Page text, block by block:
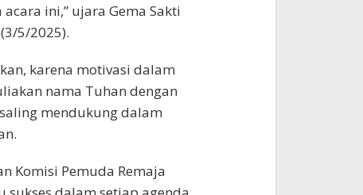
ini,” ujara Gema Sakti
5/2025).
karena motivasi dalam
nama Tuhan dengan
mendukung dalam
Komisi Pemuda Remaja